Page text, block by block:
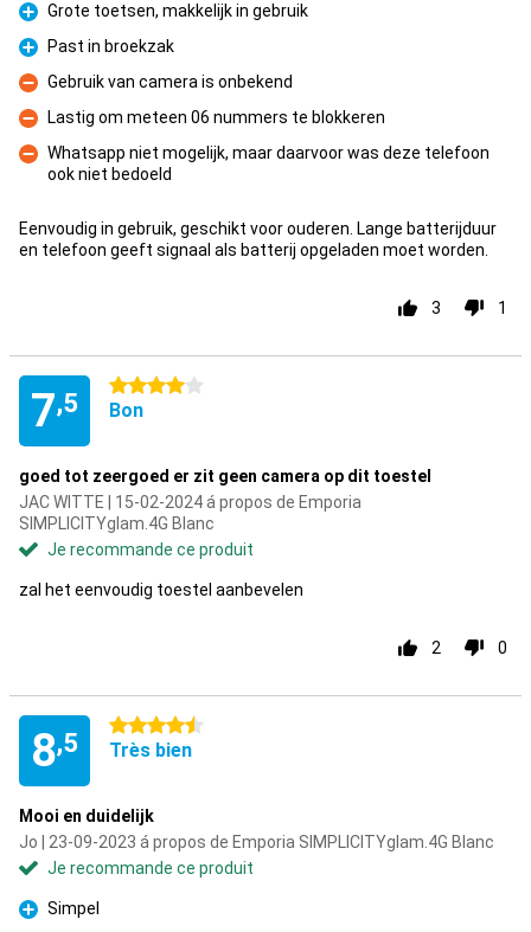
Pour
Grote toetsen, makkelijk in gebruik
Pour
Past in broekzak
Contre
Gebruik van camera is onbekend
Contre
Lastig om meteen 06 nummers te blokkeren
Contre
Whatsapp niet mogelijk, maar daarvoor was deze telefoon
ook niet bedoeld
Eenvoudig in gebruik, geschikt voor ouderen. Lange batterijduur
en telefoon geeft signaal als batterij opgeladen moet worden.
3 1
7,5
4 étoiles
Bon
goed tot zeergoed er zit geen camera op dit toestel
JAC WITTE | 15-02-2024 á propos de Emporia
SIMPLICITYglam.4G Blanc
Je recommande ce produit
zal het eenvoudig toestel aanbevelen
2 0
8,5
4.5 étoiles
Très bien
Mooi en duidelijk
Jo | 23-09-2023 á propos de Emporia SIMPLICITYglam.4G Blanc
Je recommande ce produit
Pour
Simpel